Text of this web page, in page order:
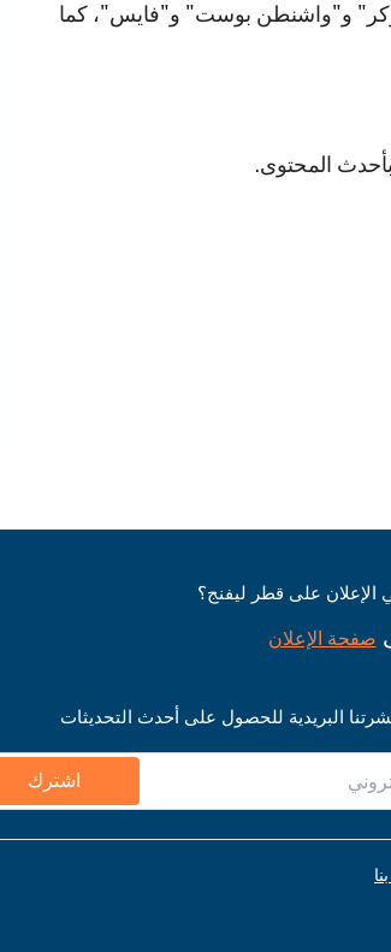
و"واشنطن بوست" و"فايس"، كما
بأحدث المحتوى.
على قطر ليفنج؟
صفحة الإعلان
البريدية للحصول على أحدث التحديثات
اشترك